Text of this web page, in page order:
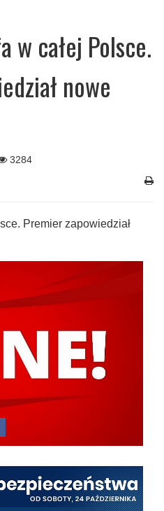
w całej Polsce.
nowe
3284
Premier zapowiedział